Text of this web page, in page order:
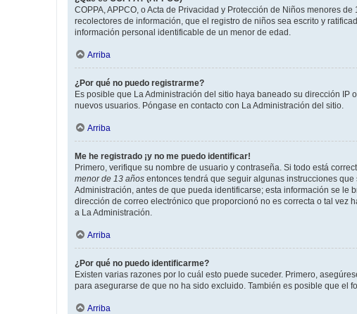
COPPA, APPCO, o Acta de Privacidad y Protección de Niños menores
recolectores de información, que el registro de niños sea escrito y
información personal identificable de un menor de edad.
Arriba
¿Por qué no puedo registrarme?
Es posible que La Administración del sitio haya baneado su dirección
nuevos usuarios. Póngase en contacto con La Administración del sitio.
Arriba
Me he registrado ¡y no me puedo identificar!
Primero, verifique su nombre de usuario y contraseña. Si todo está
menor de 13 años entonces tendrá que seguir algunas instrucciones
Administración, antes de que pueda identificarse; esta información se
dirección de correo electrónico que proporcionó no es correcta o tal vez
a La Administración.
Arriba
¿Por qué no puedo identificarme?
Existen varias razones por lo cuál esto puede suceder. Primero,
para asegurarse de que no ha sido excluido. También es posible que el
Arriba